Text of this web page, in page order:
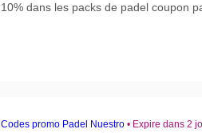
10% dans les packs de padel coupon
Codes promo Padel Nuestro • Expire dans 2